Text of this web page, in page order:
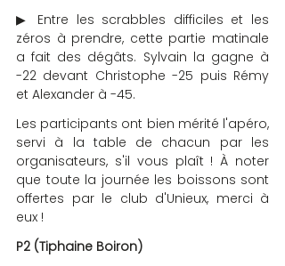
▶ Entre les scrabbles difficiles et les
zéros à prendre, cette partie matinale
a fait des dégâts. Sylvain la gagne à
-22 devant Christophe -25 puis Rémy
et Alexander à -45.
Les participants ont bien mérité l'apéro,
servi à la table de chacun par les
organisateurs, s'il vous plaît ! À noter
que toute la journée les boissons sont
offertes par le club d'Unieux, merci à
eux !
P2 (Tiphaine Boiron)